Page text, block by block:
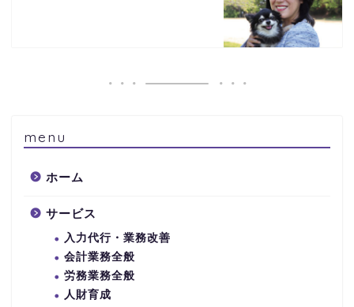
menu
ホーム
サービス
入力代行・業務改善
会計業務全般
労務業務全般
人財育成